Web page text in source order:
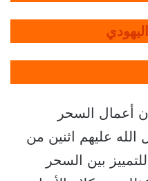
أعمال السحر
الله عليهم اثنين من
بين السحر